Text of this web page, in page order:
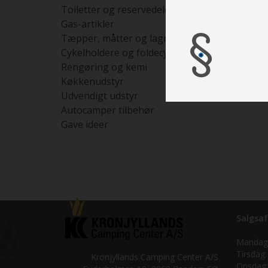
Toiletter og reservedele
Gas-artikler
Tæpper, måtter og lagner
Cykelholdere og foldecykler
Rengøring og kemi
Køkkenudstyr
Udvendigt udstyr
Autocamper tilbehør
Gave ideer
Kronjyllands Camping Center A/S
Mandag:
Tirsdag: